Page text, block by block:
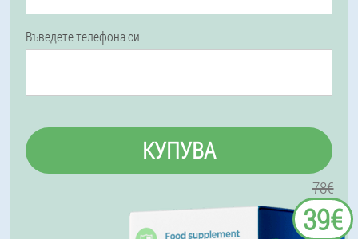
Въведете телефона си
КУПУВА
78€
39€